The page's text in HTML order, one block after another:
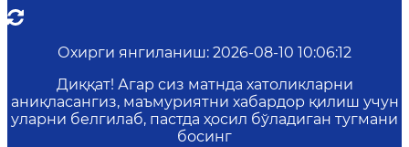
Охирги янгиланиш: 2026-08-10 10:06:12
Диққат! Агар сиз матнда хатоликларни
аниқласангиз, маъмуриятни хабардор қилиш учун
уларни белгилаб, пастда ҳосил бўладиган тугмани
босинг